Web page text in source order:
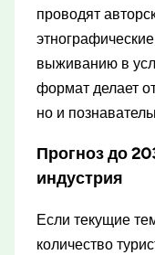
проводят
выживанию в
формат делает
но и
Прогноз до
индустрия
Если текущие
количество